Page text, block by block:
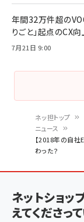
く
ず
ネッ担トップ
ニュース
【2018年の自社
わった？
年間32万件超の
りごと」起点のCX
7月21日 9:00
ネットショッ
えてくださっ